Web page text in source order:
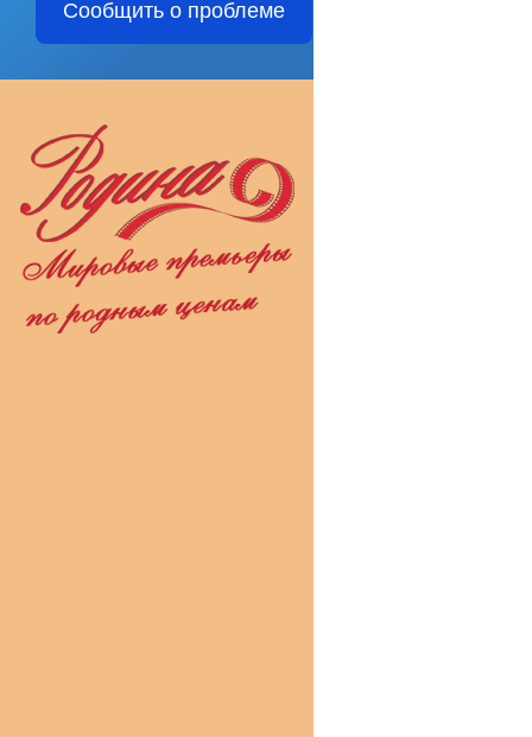
Сообщить о проблеме